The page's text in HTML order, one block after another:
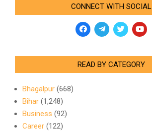
CONNECT WITH SOCIAL
READ BY CATEGORY
Bhagalpur (668)
Bihar (1,248)
Business (92)
Career (122)